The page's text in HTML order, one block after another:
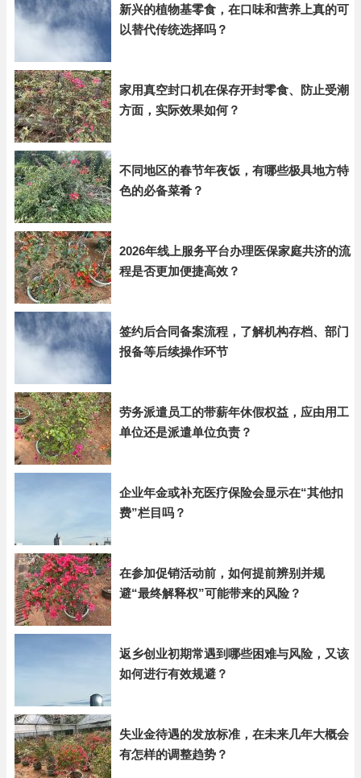
新兴的植物基零食，在口味和营养上真的可
以替代传统选择吗？
家用真空封口机在保存开封零食、防止受潮
方面，实际效果如何？
不同地区的春节年夜饭，有哪些极具地方特
色的必备菜肴？
2026年线上服务平台办理医保家庭共济的流
程是否更加便捷高效？
签约后合同备案流程，了解机构存档、部门
报备等后续操作环节
劳务派遣员工的带薪年休假权益，应由用工
单位还是派遣单位负责？
企业年金或补充医疗保险会显示在“其他扣
费”栏目吗？
在参加促销活动前，如何提前辨别并规
避“最终解释权”可能带来的风险？
返乡创业初期常遇到哪些困难与风险，又该
如何进行有效规避？
失业金待遇的发放标准，在未来几年大概会
有怎样的调整趋势？